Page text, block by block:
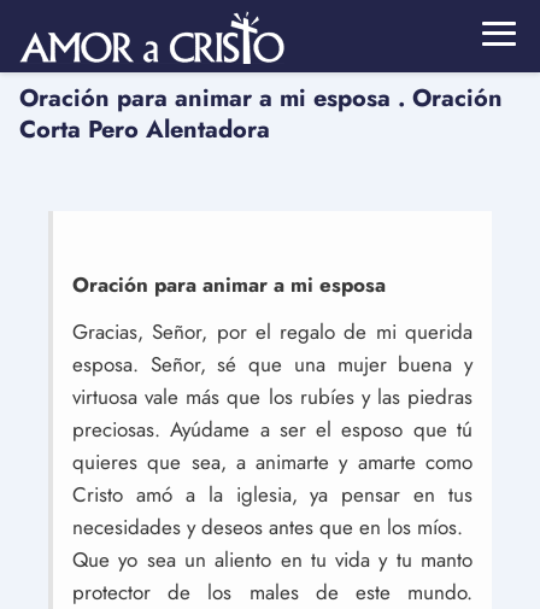
Oración para animar a mi esposa . Oración
Corta Pero Alentadora
Oración para animar a mi esposa
Gracias, Señor, por el regalo de mi querida
esposa. Señor, sé que una mujer buena y
virtuosa vale más que los rubíes y las piedras
preciosas. Ayúdame a ser el esposo que tú
quieres que sea, a animarte y amarte como
Cristo amó a la iglesia, ya pensar en tus
necesidades y deseos antes que en los míos.
Que yo sea un aliento en tu vida y tu manto
protector de los males de este mundo.